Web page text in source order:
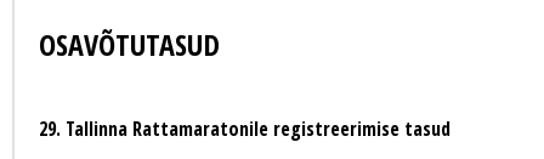
OSAVÕTUTASUD
29. Tallinna Rattamaratonile registreerimise tasud